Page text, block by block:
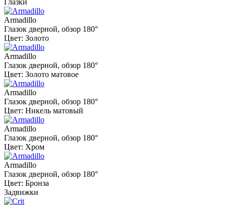
Armadillo
Глазок дверной, обзор 180°
Цвет: Золото
Armadillo
Глазок дверной, обзор 180°
Цвет: Золото матовое
Armadillo
Глазок дверной, обзор 180°
Цвет: Никель матовый
Armadillo
Глазок дверной, обзор 180°
Цвет: Хром
Armadillo
Глазок дверной, обзор 180°
Цвет: Бронза
Задвижки